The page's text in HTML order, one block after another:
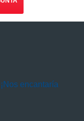
encantaría